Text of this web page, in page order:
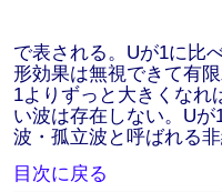
で表される。Uが1に比
形効果は無視できて有
1よりずっと大きくなれ
い波は存在しない。U
波・孤立波と呼ばれる
目次に戻る